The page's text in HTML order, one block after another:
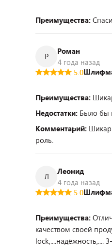
Преимущества:
Р
Роман
4 года назад
5.0
Преимущества:
Недостатки: Было бы
Комментарий:
роль.
Л
Леонид
4 года назад
5.0
Преимущества:
качеством своей
lock,....надёжность,....